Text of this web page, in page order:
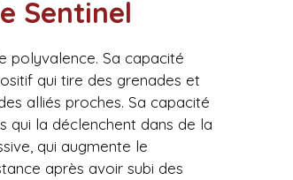
Sentinel
polyvalence. Sa capacité
qui tire des grenades et
alliés proches. Sa capacité
qui la déclenchent dans de la
qui augmente le
après avoir subi des